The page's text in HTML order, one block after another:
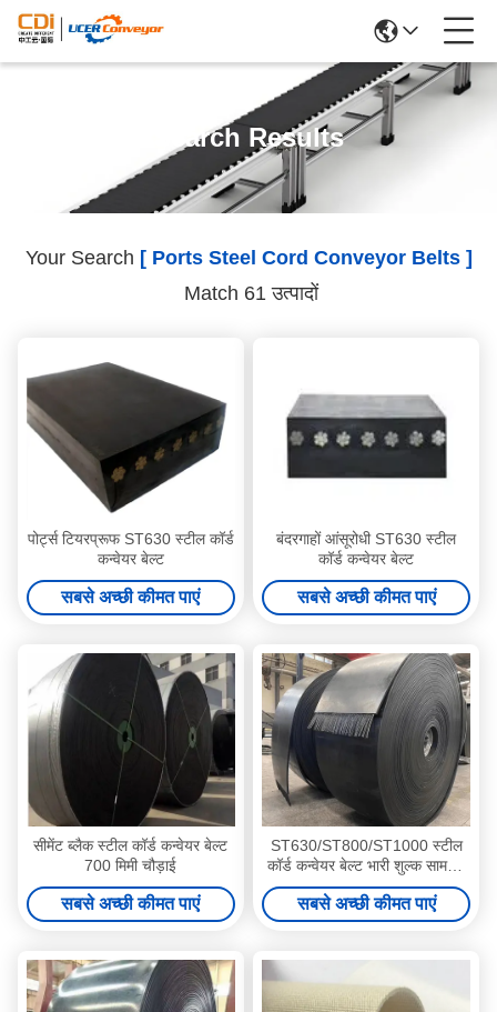
Search Results
Your Search [ Ports Steel Cord Conveyor Belts ]
Match 61 उत्पादों
पोर्ट्स टियरप्रूफ ST630 स्टील कॉर्ड
कन्वेयर बेल्ट
सबसे अच्छी कीमत पाएं
बंदरगाहों आंसूरोधी ST630 स्टील
कॉर्ड कन्वेयर बेल्ट
सबसे अच्छी कीमत पाएं
सीमेंट ब्लैक स्टील कॉर्ड कन्वेयर बेल्ट
700 मिमी चौड़ाई
सबसे अच्छी कीमत पाएं
ST630/ST800/ST1000 स्टील
कॉर्ड कन्वेयर बेल्ट भारी शुल्क सामग्री
परिवहन
सबसे अच्छी कीमत पाएं